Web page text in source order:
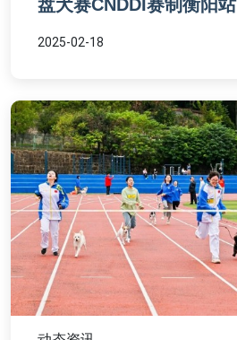
盘犬赛CNDDI赛制衡阳站
2025-02-18